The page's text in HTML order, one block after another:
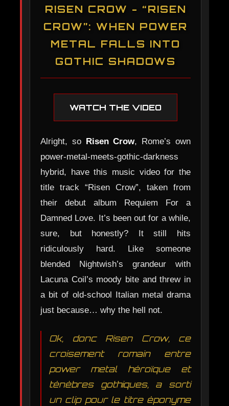
RISEN CROW - “RISEN
CROW”: WHEN POWER
METAL FALLS INTO
GOTHIC SHADOWS
WATCH THE VIDEO
Alright, so Risen Crow, Rome’s own
power-metal-meets-gothic-darkness
hybrid, have this music video for the
title track “Risen Crow”, taken from
their debut album Requiem For a
Damned Love. It’s been out for a while,
sure, but honestly? It still hits
ridiculously hard. Like someone
blended Nightwish’s grandeur with
Lacuna Coil’s moody bite and threw in
a bit of old-school Italian metal drama
just because… why the hell not.
Ok, donc Risen Crow, ce
croisement romain entre
power metal héroïque et
ténèbres gothiques, a sorti
un clip pour le titre éponyme